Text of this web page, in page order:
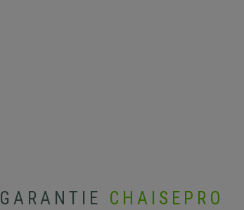
GARANTIE CHAISEPRO